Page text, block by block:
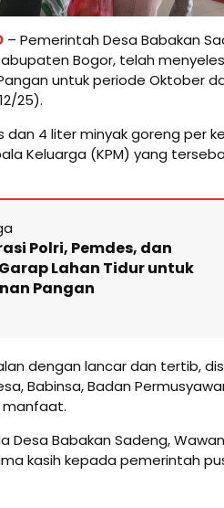
– Pemerintah Desa Babakan
Bogor, telah
untuk periode Oktober
25).
dan 4 liter minyak goreng per
Keluarga (KPM) yang
Polri, Pemdes, dan
Lahan Tidur untuk
Pangan
dengan lancar dan tertib,
Babinsa, Badan
manfaat.
Desa Babakan Sadeng,
kasih kepada pemerintah